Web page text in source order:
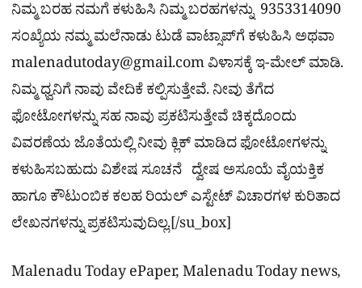
ನಿಮ್ಮ ಬರಹ ನಮಗೆ ಕಳುಹಿಸಿ ನಿಮ್ಮ ಬರಹಗಳನ್ನು 9353314090
ಸಂಖ್ಯೆಯ ನಮ್ಮ ಮಲೆನಾಡು ಟುಡೆ ವಾಟ್ಸಾಪ್‌ಗೆ ಕಳುಹಿಸಿ ಅಥವಾ
malenadutoday@gmail.comವಿಳಾಸಕ್ಕೆ ಇ-ಮೇಲ್ ಮಾಡಿ.
ನಿಮ್ಮ ಧ್ವನಿಗೆ ನಾವು ವೇದಿಕೆ ಕಲ್ಪಿಸುತ್ತೇವೆ. ನೀವು ತೆಗೆದ
ಫೋಟೋಗಳನ್ನು ಸಹ ನಾವು ಪ್ರಕಟಿಸುತ್ತೇವೆ ಚಿಕ್ಕದೊಂದು
ವಿವರಣೆಯ ಜೊತೆಯಲ್ಲಿ ನೀವು ಕ್ಲಿಕ್ ಮಾಡಿದ ಫೋಟೋಗಳನ್ನು
ಕಳುಹಿಸಬಹುದು ವಿಶೇಷ ಸೂಚನೆ ದ್ವೇಷ ಅಸೂಯೆ ವೈಯಕ್ತಿಕ
ಹಾಗೂ ಕೌಟುಂಬಿಕ ಕಲಹ ರಿಯಲ್​ ಎಸ್ಟೇಟ್​ ವಿಚಾರಗಳ ಕುರಿತಾದ
ಲೇಖನಗಳನ್ನು ಪ್ರಕಟಿಸುವುದಿಲ್ಲ.[/su_box]
Malenadu Today ePaper, Malenadu Today news,